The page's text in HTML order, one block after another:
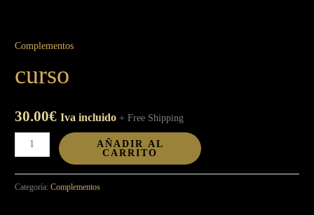
Complementos
curso
30.00€ Iva incluido + Free Shipping
AÑADIR AL
CARRITO
Categoría:Complementos